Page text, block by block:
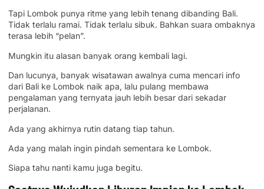
Tapi Lombok punya ritme yang lebih tenang dibanding Bali.
Tidak terlalu ramai. Tidak terlalu sibuk. Bahkan suara ombaknya
terasa lebih “pelan”.
Mungkin itu alasan banyak orang kembali lagi.
Dan lucunya, banyak wisatawan awalnya cuma mencari info
dari Bali ke Lombok naik apa, lalu pulang membawa
pengalaman yang ternyata jauh lebih besar dari sekadar
perjalanan.
Ada yang akhirnya rutin datang tiap tahun.
Ada yang malah ingin pindah sementara ke Lombok.
Siapa tahu nanti kamu juga begitu.